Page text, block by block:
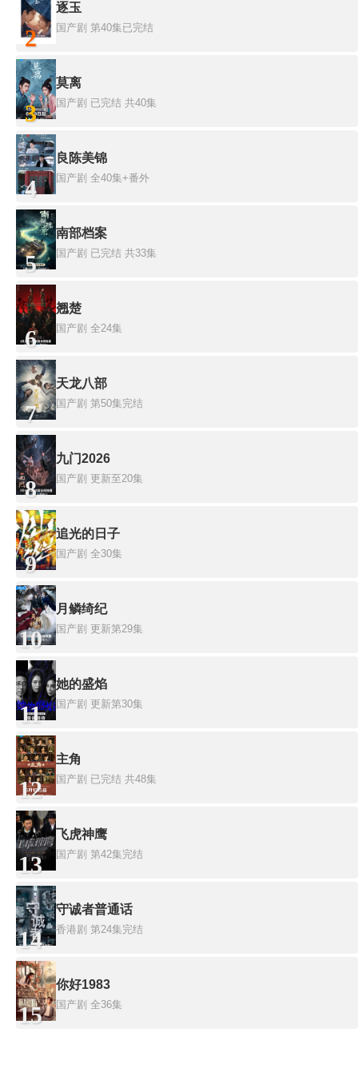
2
逐玉
国产剧 第40集已完结
3
莫离
国产剧 已完结 共40集
4
良陈美锦
国产剧 全40集+番外
5
南部档案
国产剧 已完结 共33集
6
翘楚
国产剧 全24集
7
天龙八部
国产剧 第50集完结
8
九门2026
国产剧 更新至20集
9
追光的日子
国产剧 全30集
10
月鳞绮纪
国产剧 更新第29集
11
她的盛焰
国产剧 更新第30集
12
主角
国产剧 已完结 共48集
13
飞虎神鹰
国产剧 第42集完结
14
守诚者普通话
香港剧 第24集完结
15
你好1983
国产剧 全36集